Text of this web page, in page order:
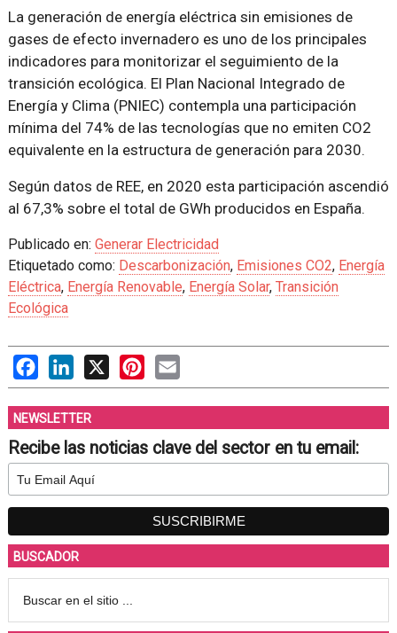
La generación de energía eléctrica sin emisiones de
gases de efecto invernadero es uno de los principales
indicadores para monitorizar el seguimiento de la
transición ecológica. El Plan Nacional Integrado de
Energía y Clima (PNIEC) contempla una participación
mínima del 74% de las tecnologías que no emiten CO2
equivalente en la estructura de generación para 2030.
Según datos de REE, en 2020 esta participación ascendió
al 67,3% sobre el total de GWh producidos en España.
Publicado en: Generar Electricidad
Etiquetado como: Descarbonización, Emisiones CO2, Energía
Eléctrica, Energía Renovable, Energía Solar, Transición
Ecológica
FacebookLinkedIn
X PinterestEmail
NEWSLETTER
Recibe las noticias clave del sector en tu email:
BUSCADOR